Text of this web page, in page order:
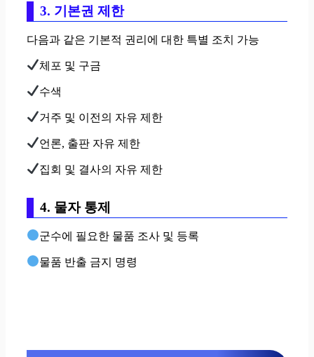
3. 기본권 제한
다음과 같은 기본적 권리에 대한 특별 조치 가능
체포 및 구금
수색
거주 및 이전의 자유 제한
언론, 출판 자유 제한
집회 및 결사의 자유 제한
4. 물자 통제
군수에 필요한 물품 조사 및 등록
물품 반출 금지 명령